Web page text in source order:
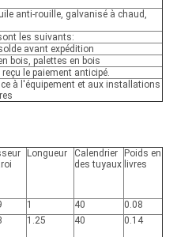
anti-rouille, galvanisé à chaud,
les suivants:
avant expédition
bois, palettes en bois
le paiement anticipé.
à l'équipement et aux installations
Longueur
Calendrier
des tuyaux
Poids en
livres
1 40
0.08
1.25 40 0.14